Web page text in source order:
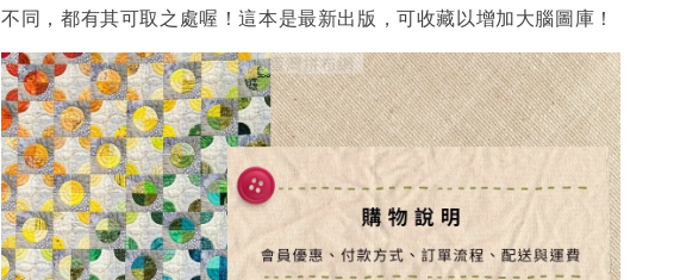
不同，都有其可取之處喔！這本是最新出版，可收藏以增加大腦圖庫！